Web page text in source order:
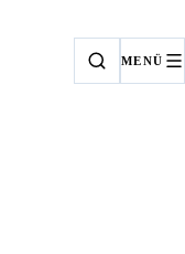
MENÜ